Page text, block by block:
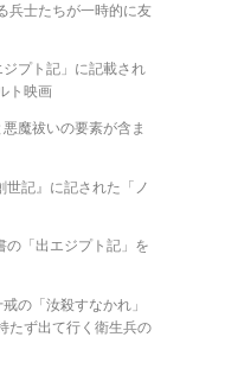
兵士たちが一時的に友
ジプト記」に記載され
ト映画
魔祓いの要素が含ま
世記』に記された「ノ
の「出エジプト記」を
の「汝殺すなかれ」
たず出て行く衛生兵の